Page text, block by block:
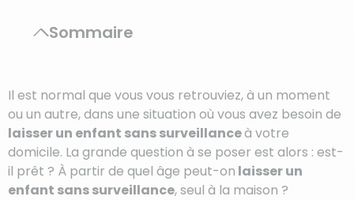
Sommaire
Il est normal que vous vous retrouviez, à un moment
ou un autre, dans une situation où vous avez besoin de
laisser un enfant sans surveillanceà votre
domicile. La grande question à se poser est alors : est-
il prêt ? À partir de quel âge peut-on laisser un
enfant sans surveillance, seul à la maison ?